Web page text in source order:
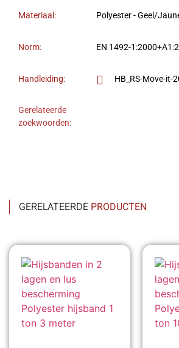
Materiaal: Polyester - Geel/
Norm: EN 1492-
Handleiding: HB_RS-Move-it-
Gerelateerde
zoekwoorden:
GERELATEERDE PRODUCTEN